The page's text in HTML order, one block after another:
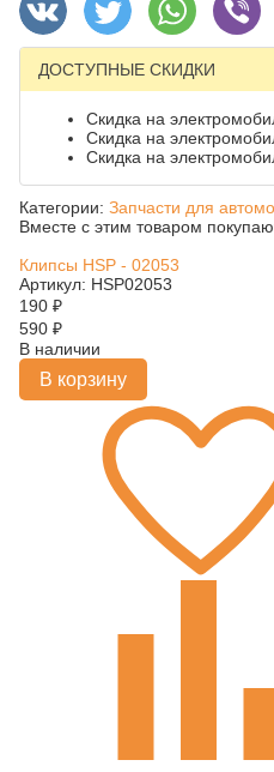
ДОСТУПНЫЕ СКИДКИ
Скидка на
Скидка на
Скидка на
Категории: Запчасти для
Вместе с этим товаром
Клипсы HSP - 02053
Артикул: HSP02053
190 ₽
590 ₽
В наличии
В корзину